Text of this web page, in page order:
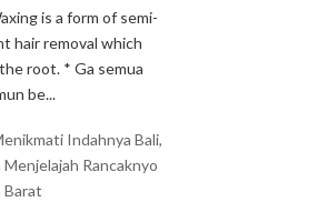
is a form of semi-
hair removal which
root. * Ga semua
be...
Indahnya Bali,
Rancaknyo
Barat